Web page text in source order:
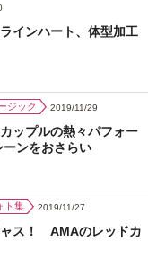
インハート、体型加工
ジック 2019/11/29
ップルの熱々パフォー
ンをおさらい
ト集 2019/11/27
ャス！ AMAのレッドカ